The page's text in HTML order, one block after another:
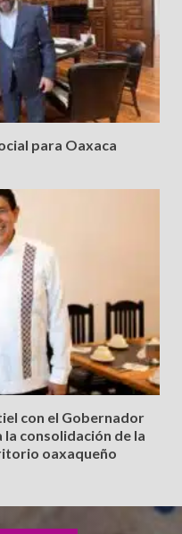
para Oaxaca
con el Gobernador
consolidación de la
oaxaqueño